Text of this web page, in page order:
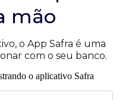
mão
o App Safra é uma
com o seu banco.